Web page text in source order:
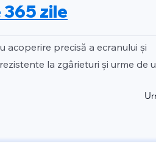
zile
acoperire precisă a ecranului și
la zgârieturi și urme de